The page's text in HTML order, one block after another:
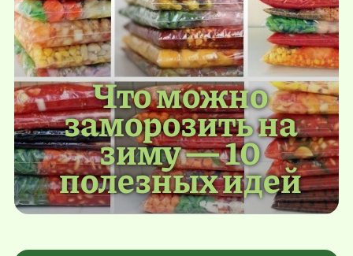
Что можно
заморозить на
зиму — 10
полезных идей